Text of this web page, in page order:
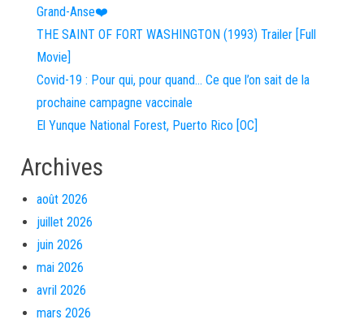
Grand-Anse❤️
THE SAINT OF FORT WASHINGTON (1993) Trailer [Full
Movie]
Covid-19 : Pour qui, pour quand… Ce que l’on sait de la
prochaine campagne vaccinale
El Yunque National Forest, Puerto Rico [OC]
Archives
août 2026
juillet 2026
juin 2026
mai 2026
avril 2026
mars 2026